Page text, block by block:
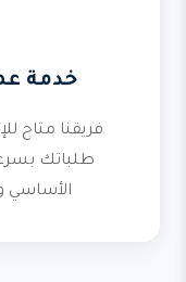
خدمة
فريقنا متاح
طلباتك
الأساسي